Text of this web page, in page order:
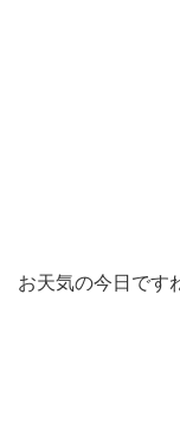
お天気の今日です